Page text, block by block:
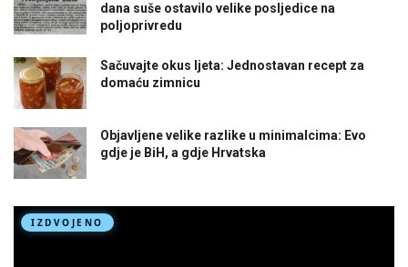
dana suše ostavilo velike posljedice na
poljoprivredu
Sačuvajte okus ljeta: Jednostavan recept za
domaću zimnicu
Objavljene velike razlike u minimalcima: Evo
gdje je BiH, a gdje Hrvatska